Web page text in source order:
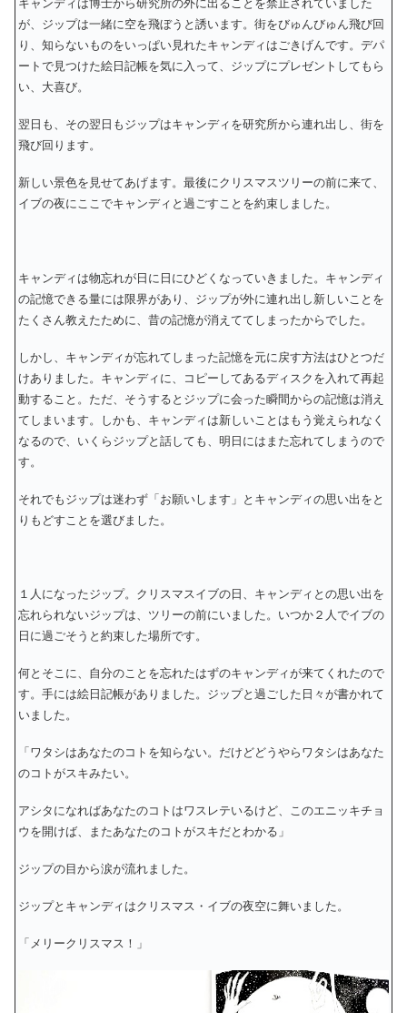
キャンディは博士から研究所の外に出ることを禁止されていました
が、ジップは一緒に空を飛ぼうと誘います。街をびゅんびゅん飛び回
り、知らないものをいっぱい見れたキャンディはごきげんです。デパ
ートで見つけた絵日記帳を気に入って、ジップにプレゼントしてもら
い、大喜び。
翌日も、その翌日もジップはキャンディを研究所から連れ出し、街を
飛び回ります。
新しい景色を見せてあげます。最後にクリスマスツリーの前に来て、
イブの夜にここでキャンディと過ごすことを約束しました。
キャンディは物忘れが日に日にひどくなっていきました。キャンディ
の記憶できる量には限界があり、ジップが外に連れ出し新しいことを
たくさん教えたために、昔の記憶が消えててしまったからでした。
しかし、キャンディが忘れてしまった記憶を元に戻す方法はひとつだ
けありました。キャンディに、コピーしてあるディスクを入れて再起
動すること。ただ、そうするとジップに会った瞬間からの記憶は消え
てしまいます。しかも、キャンディは新しいことはもう覚えられなく
なるので、いくらジップと話しても、明日にはまた忘れてしまうので
す。
それでもジップは迷わず「お願いします」とキャンディの思い出をと
りもどすことを選びました。
１人になったジップ。クリスマスイブの日、キャンディとの思い出を
忘れられないジップは、ツリーの前にいました。いつか２人でイブの
日に過ごそうと約束した場所です。
何とそこに、自分のことを忘れたはずのキャンディが来てくれたので
す。手には絵日記帳がありました。ジップと過ごした日々が書かれて
いました。
「ワタシはあなたのコトを知らない。だけどどうやらワタシはあなた
のコトがスキみたい。
アシタになればあなたのコトはワスレテいるけど、このエニッキチョ
ウを開けば、またあなたのコトがスキだとわかる」
ジップの目から涙が流れました。
ジップとキャンディはクリスマス・イブの夜空に舞いました。
「メリークリスマス！」